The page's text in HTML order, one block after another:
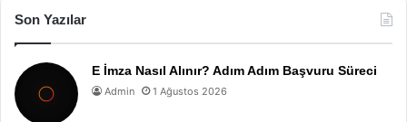
Son Yazılar
E İmza Nasıl Alınır? Adım Adım Başvuru Süreci
Admin 1 Ağustos 2026